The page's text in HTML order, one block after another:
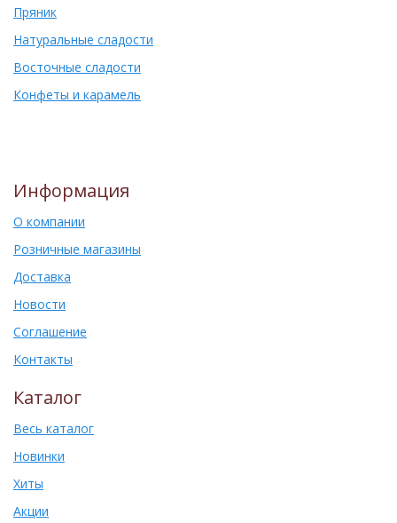
Пряник
Натуральные сладости
Восточные сладости
Конфеты и карамель
Информация
О компании
Розничные магазины
Доставка
Новости
Соглашение
Контакты
Каталог
Весь каталог
Новинки
Хиты
Акции